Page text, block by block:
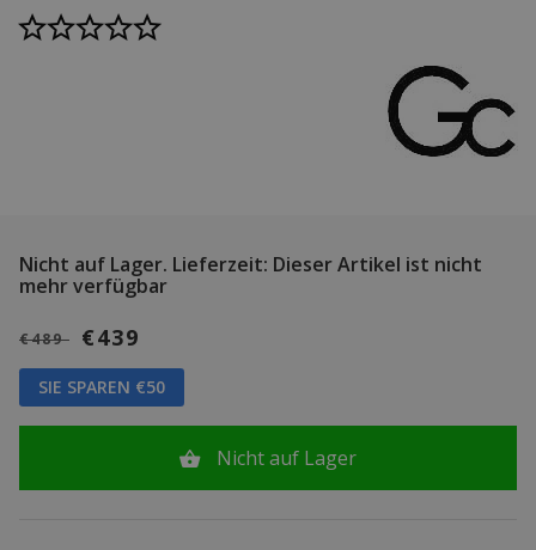
Nicht auf Lager. Lieferzeit: Dieser Artikel ist nicht
mehr verfügbar
€489 €439
SIE SPAREN €50
Nicht auf Lager